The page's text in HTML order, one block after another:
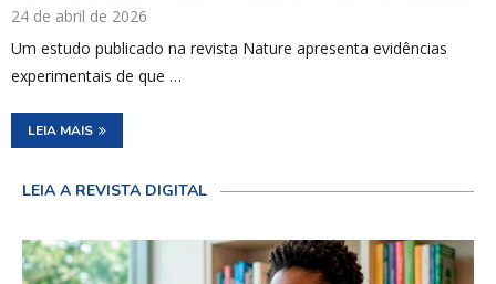
24 de abril de 2026
Um estudo publicado na revista Nature apresenta evidências
experimentais de que …
LEIA MAIS
LEIA A REVISTA DIGITAL